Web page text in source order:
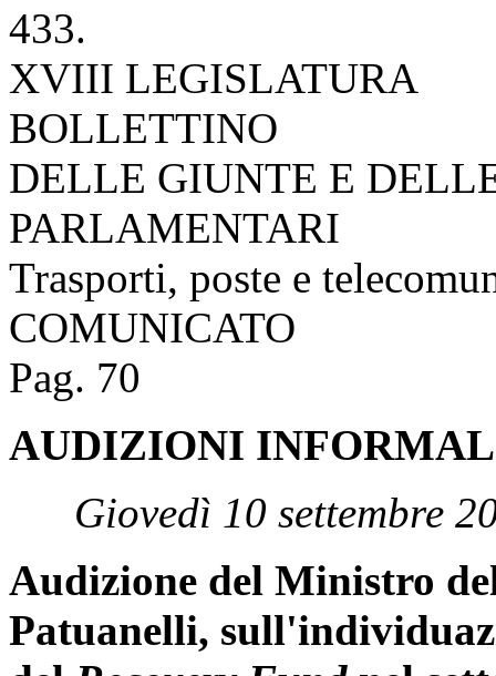
433.
XVIII LEGISLATURA
BOLLETTINO
DELLE GIUNTE E
PARLAMENTARI
Trasporti, poste e
COMUNICATO
Pag. 70
AUDIZIONI
Giovedì 10 settembre
Audizione del Ministro
Patuanelli,